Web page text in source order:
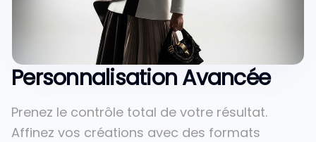
Personnalisation Avancée
Prenez le contrôle total de votre résultat.
Affinez vos créations avec des formats